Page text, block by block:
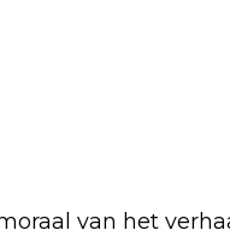
van het